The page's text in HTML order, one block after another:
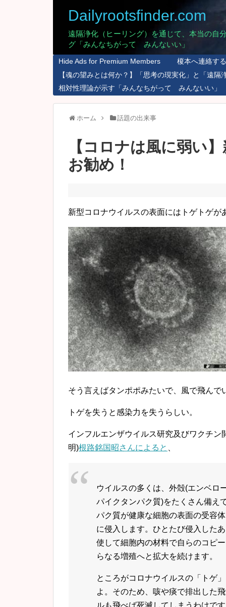
Dailyrootsfinder.com
遠隔浄化（ヒーリング）を通じて、本当の
グ「みんなちがって みんないい」
Hide Ads for Premium Members
榎本へ連絡す
【魂の望みとは何か？】「思考の現実化」と「遠隔
相対性理論が示す「みんなちがって みんないい」
ホーム 話題の出来事
【コロナは風に弱い
お勧め！
新型コロナウイルスの表面にはトゲトゲ
そう言えばタンポポみたいで、風で飛んで
トゲを失うと感染力を失うらしい。
インフルエンザウイルス研究及びワクチ
明)根路銘国昭さんによると
ウイルスの多くは、外殻(エンベロ
パイクタンパク質)をたくさん備え
パク質が健康な細胞の表面の受容
に侵入します。ひとたび侵入した
使して細胞内の材料で自らのコピ
らなる増殖へと拡大を続けます。
ところがコロナウイルスの「トゲ
よ。そのため、咳や痰で排出した